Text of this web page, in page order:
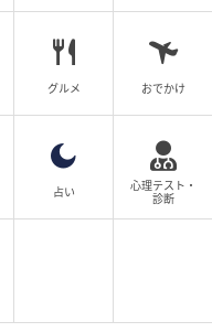
、主に対人トラブルなど実
作品をもっとみる
グルメ おでかけ
占い
心理テスト・
診断